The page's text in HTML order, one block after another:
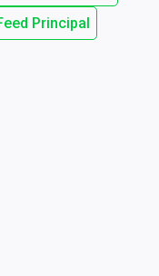
Principal